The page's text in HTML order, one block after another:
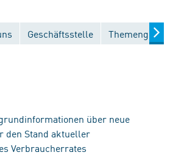
Geschäftsstelle
über neue
den Stand aktueller
Verbraucherrates